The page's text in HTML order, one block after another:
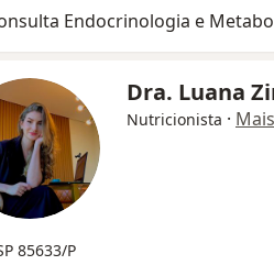
Endocrinologia e
Dra. Luana
Nutricionista · Mais
85633/P